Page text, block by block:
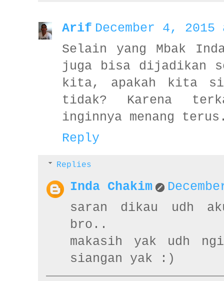
Arif December 4, 2015
Selain yang Mbak
juga bisa dijadikan
kita, apakah kita
tidak? Karena
inginnya menang
Reply
Replies
Inda Chakim
saran dikau udh
bro..
makasih yak udh
siangan yak :)